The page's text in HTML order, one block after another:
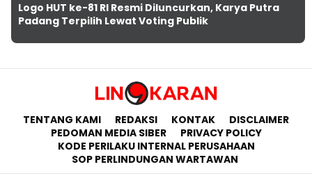
Logo HUT ke-81 RI Resmi Diluncurkan, Karya Putra
Padang Terpilih Lewat Voting Publik
TENTANG KAMI REDAKSI KONTAK
DISCLAIMER
PEDOMAN MEDIA SIBER
PRIVACY POLICY
KODE PERILAKU INTERNAL PERUSAHAAN
SOP PERLINDUNGAN WARTAWAN